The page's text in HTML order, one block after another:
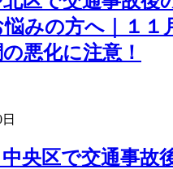
みの方へ｜１１
悪化に注意！
央区で交通事故